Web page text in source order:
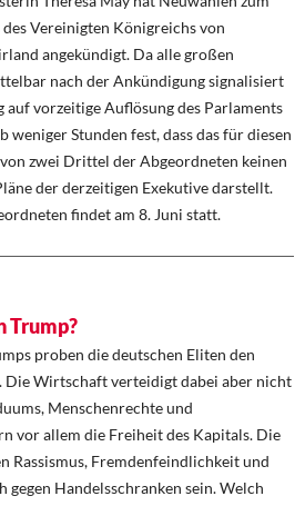
Vereinigten Königreichs von
angekündigt. Da alle großen
nach der Ankündigung signalisiert
auf vorzeitige Auflösung des Parlaments
weniger Stunden fest, dass das für diesen
zwei Drittel der Abgeordneten keinen
der derzeitigen Exekutive darstellt.
findet am 8. Juni statt.
Trump?
proben die deutschen Eliten den
Die Wirtschaft verteidigt dabei aber nicht
Menschenrechte und
vor allem die Freiheit des Kapitals. Die
Rassismus, Fremdenfeindlichkeit und
gegen Handelsschranken sein. Welch